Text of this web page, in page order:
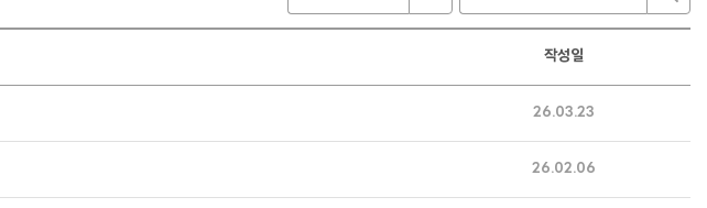
작성일
26.03.23
26.02.06